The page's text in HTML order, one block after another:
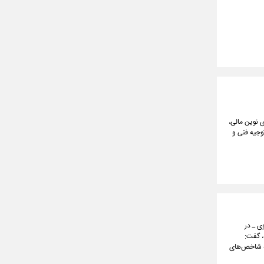
نوین مالی،
توجیه فنی و
ـ در
گفت:
جدی این مجموعه به شاخص‌های